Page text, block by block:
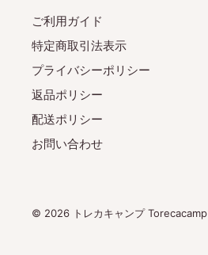
ご利用ガイド
特定商取引法表示
プライバシーポリシー
返品ポリシー
配送ポリシー
お問い合わせ
© 2026 トレカキャンプ Torecacamp